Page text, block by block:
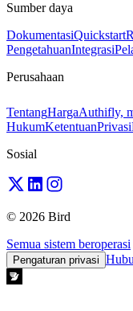
Sumber daya
DokumentasiQuickstart
PengetahuanIntegrasi
Perusahaan
TentangHargaAuthifly,
HukumKetentuanPrivasi
Sosial
© 2026 Bird
Semua sistem beroperasi
Pengaturan privasi